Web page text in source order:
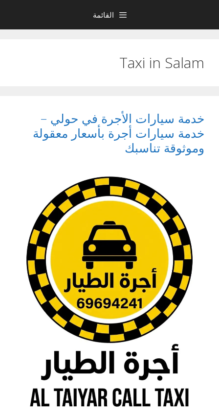
المحتوى
القائمة
Taxi in Salam
خدمة سيارات الأجرة في حولي –
خدمة سيارات أجرة بأسعار معقولة
وموثوقة تناسبك